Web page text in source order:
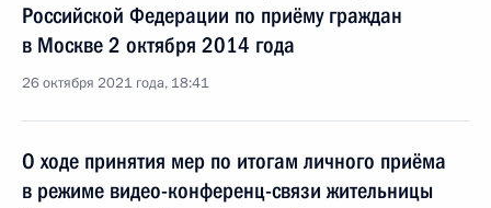
Российской Федерации по приёму граждан
в Москве 2 октября 2014 года
26 октября 2021 года, 18:41
О ходе принятия мер по итогам личного приёма
в режиме видео-конференц-связи жительницы